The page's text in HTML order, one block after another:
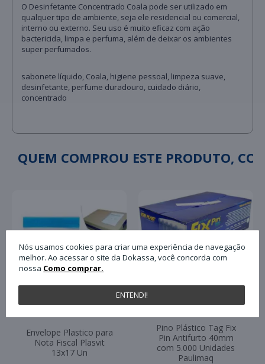
O Desinfetante Concentrado Coala pode ser utilizado em
qualquer tipo de ambiente, seja ele residencial ou comercial,
interno ou externo. Seu uso é muito eficaz com ação
bactericida, limpa e perfuma, além de deixar os ambientes
super perfumados.
sabonete líquido, Coala, higiene pessoal, limpeza suave,
desinfetante, perfume duradouro, cuidado diário,
concentrado
QUEM COMPROU ESTE PRODUTO,
Envelope Plastico para
Nota Fiscal Plasvit
13x17 Un
Pino Plástico Tag Fix
Pin Antifurto 40mm
com 5.000 Unidades
Paulimaq
Nós usamos cookies para criar uma experiência de navegação
melhor. Ao acessar o site da Dokassa, você concorda com
nossa Como comprar.
ENTENDI!